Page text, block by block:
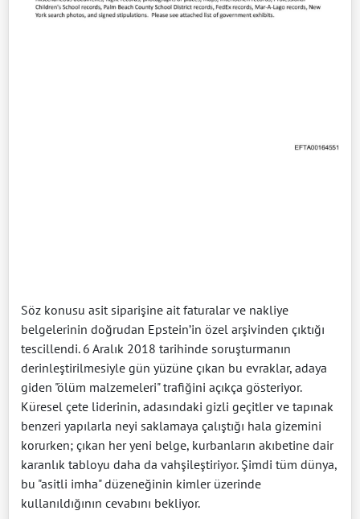
Söz konusu asit siparişine ait faturalar ve nakliye
belgelerinin doğrudan Epstein’in özel arşivinden çıktığı
tescillendi. 6 Aralık 2018 tarihinde soruşturmanın
derinleştirilmesiyle gün yüzüne çıkan bu evraklar, adaya
giden "ölüm malzemeleri" trafiğini açıkça gösteriyor.
Küresel çete liderinin, adasındaki gizli geçitler ve tapınak
benzeri yapılarla neyi saklamaya çalıştığı hala gizemini
korurken; çıkan her yeni belge, kurbanların akıbetine dair
karanlık tabloyu daha da vahşileştiriyor. Şimdi tüm dünya,
bu "asitli imha" düzeneğinin kimler üzerinde
kullanıldığının cevabını bekliyor.